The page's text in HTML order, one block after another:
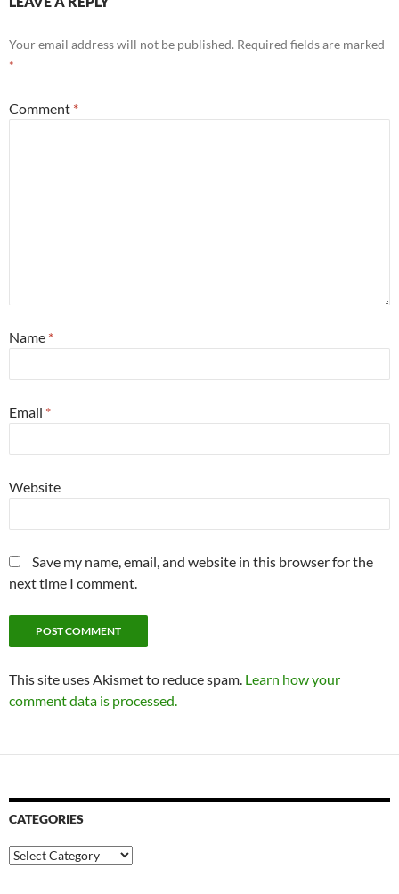
Your email address will not be published. Required fields are marked
*
Comment *
Name *
Email *
Website
Save my name, email, and website in this browser for the
next time I comment.
This site uses Akismet to reduce spam. Learn how your
comment data is processed.
CATEGORIES
Categories